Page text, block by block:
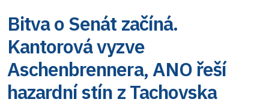
Bitva o Senát začíná.
Kantorová vyzve
Aschenbrennera, ANO řeší
hazardní stín z Tachovska